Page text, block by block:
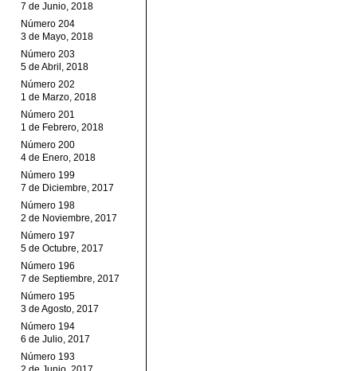
7 de Junio, 2018
Número 204
3 de Mayo, 2018
Número 203
5 de Abril, 2018
Número 202
1 de Marzo, 2018
Número 201
1 de Febrero, 2018
Número 200
4 de Enero, 2018
Número 199
7 de Diciembre, 2017
Número 198
2 de Noviembre, 2017
Número 197
5 de Octubre, 2017
Número 196
7 de Septiembre, 2017
Número 195
3 de Agosto, 2017
Número 194
6 de Julio, 2017
Número 193